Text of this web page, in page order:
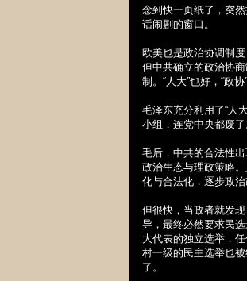
念到快一页纸了，突
话闹剧的窗口。
欧美也是政治协调制
但中共确立的政治协
制。“人大”也好，“政
毛泽东充分利用了“人
小组，连党中央都废了
毛后，中共的合法性
政治生态与理政策略
化与合法化，逐步政
但很快，当政者就发
导，最终必然要求民
大代表的独立选举，
村一级的民主选举也
了。